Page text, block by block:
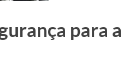
para a